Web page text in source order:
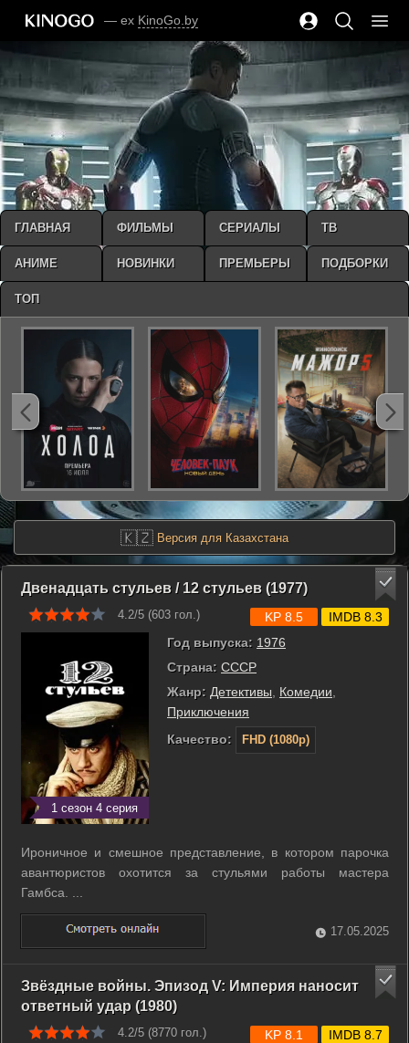
— ex KinoGo.by
🇰🇿 Версия для Казахстана
Двенадцать стульев / 12 стульев (1977)
4.2/5 (603 гол.)
1 сезон 4 серия
Год выпуска: 1976
Страна: СССР
Жанр: Детективы Комедии
Приключения
Качество:
FHD (1080p)
KP 8.5 IMDB 8.3
Ироничное и смешное представление, в котором парочка
авантюристов охотится за стульями работы мастера
Гамбса. ...
17.05.2025
Звёздные войны. Эпизод V: Империя наносит
ответный удар (1980)
4.2/5 (8770 гол.) KP 8.1 IMDB 8.7
ГЛАВНАЯ ФИЛЬМЫ СЕРИАЛЫ ТВ
АНИМЕ НОВИНКИ ПРЕМЬЕРЫ ПОДБОРКИ
ТОП